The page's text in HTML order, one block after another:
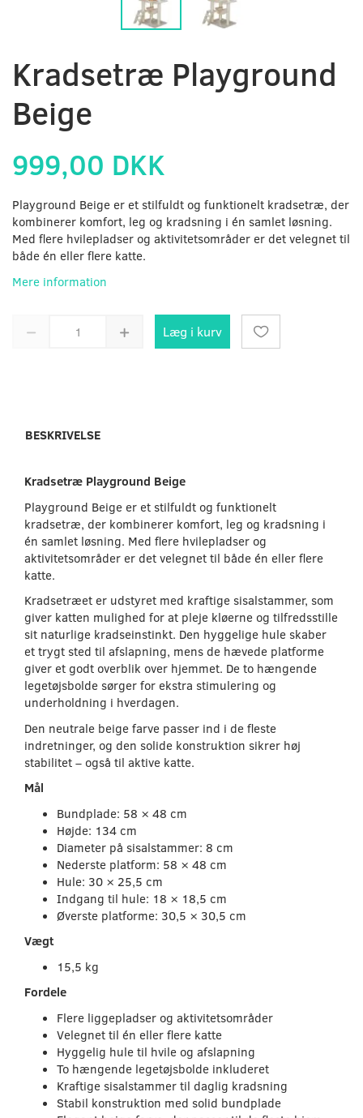
Kradsetræ Playground
Beige
999,00 DKK
Playground Beige er et stilfuldt og funktionelt kradsetræ, der
kombinerer komfort, leg og kradsning i én samlet løsning.
Med flere hvilepladser og aktivitetsområder er det velegnet til
både én eller flere katte.
Mere information
Læg i kurv
BESKRIVELSE
Kradsetræ Playground Beige
Playground Beige er et stilfuldt og funktionelt
kradsetræ, der kombinerer komfort, leg og kradsning i
én samlet løsning. Med flere hvilepladser og
aktivitetsområder er det velegnet til både én eller flere
katte.
Kradsetræet er udstyret med kraftige sisalstammer, som
giver katten mulighed for at pleje kløerne og tilfredsstille
sit naturlige kradseinstinkt. Den hyggelige hule skaber
et trygt sted til afslapning, mens de hævede platforme
giver et godt overblik over hjemmet. De to hængende
legetøjsbolde sørger for ekstra stimulering og
underholdning i hverdagen.
Den neutrale beige farve passer ind i de fleste
indretninger, og den solide konstruktion sikrer høj
stabilitet – også til aktive katte.
Mål
Bundplade: 58 × 48 cm
Højde: 134 cm
Diameter på sisalstammer: 8 cm
Nederste platform: 58 × 48 cm
Hule: 30 × 25,5 cm
Indgang til hule: 18 × 18,5 cm
Øverste platforme: 30,5 × 30,5 cm
Vægt
15,5 kg
Fordele
Flere liggepladser og aktivitetsområder
Velegnet til én eller flere katte
Hyggelig hule til hvile og afslapning
To hængende legetøjsbolde inkluderet
Kraftige sisalstammer til daglig kradsning
Stabil konstruktion med solid bundplade